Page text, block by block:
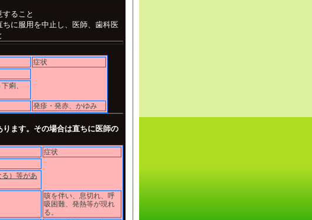
ること
ちに服用を中止し、医師、歯科医
症状
痢、
発疹・発赤、かゆみ
ます。その場合は直ちに医師の
症状
）等があ
咳を伴い、息切れ、呼
吸困難、発熱等が現れ
る。